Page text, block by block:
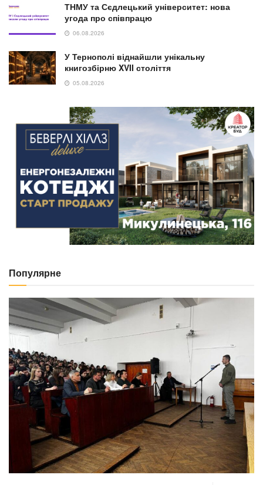
ТНМУ та Сєдлецький університет: нова
угода про співпрацю
06.08.2026
У Тернополі віднайшли унікальну
книгозбірню XVII століття
05.08.2026
Популярне